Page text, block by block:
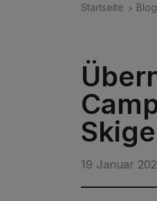
Startseite Blog
19 Januar